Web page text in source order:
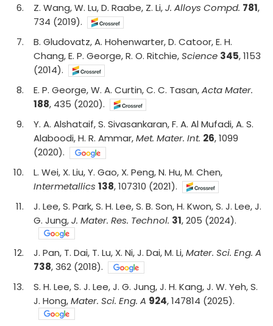
6. Z. Wang, W. Lu, D. Raabe, Z. Li,J. Alloys Compd. 781,
734 (2019).
7.
B. Gludovatz, A. Hohenwarter, D. Catoor, E. H.
Chang, E. P. George, R. O. Ritchie,Science 345, 1153
(2014).
8. E. P. George, W. A. Curtin, C. C. Tasan,Acta Mater.
188, 435 (2020).
9.
Y. A. Alshataif, S. Sivasankaran, F. A. Al Mufadi, A. S.
Alaboodi, H. R. Ammar,Met. Mater. Int. 26, 1099
(2020).
10.
L. Wei, X. Liu, Y. Gao, X. Peng, N. Hu, M. Chen,
Intermetallics 138, 107310 (2021).
11.
J. Lee, S. Park, S. H. Lee, S. B. Son, H. Kwon, S. J. Lee, J.
G. Jung,J. Mater. Res. Technol. 31, 205 (2024).
12. J. Pan, T. Dai, T. Lu, X. Ni, J. Dai, M. Li,Mater. Sci. Eng. A
738, 362 (2018).
13.
S. H. Lee, S. J. Lee, J. G. Jung, J. H. Kang, J. W. Yeh, S.
J. Hong,Mater. Sci. Eng. A 924, 147814 (2025).